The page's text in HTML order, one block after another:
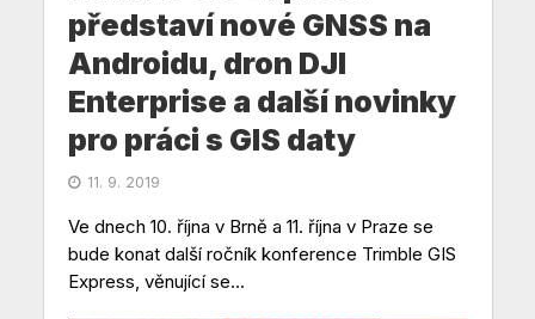
představí nové GNSS na
Androidu, dron DJI
Enterprise a další novinky
pro práci s GIS daty
11. 9. 2019
Ve dnech 10. října v Brně a 11. října v Praze se
bude konat další ročník konference Trimble GIS
Express, věnující se...